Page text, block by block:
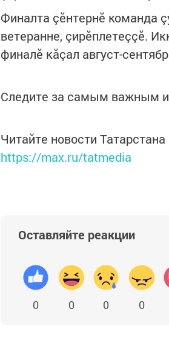
Финалта çӗнтернӗ команда
ветеранне, çирӗплетеççӗ.
финалӗ кăçал август-
Следите за самым важным
Читайте новости
https://max.ru/tatmedia
Оставляйте реакции
0 0 0 0